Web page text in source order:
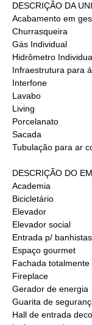
DESCRIÇÃO DA
Acabamento em
Churrasqueira
Gás Individual
Hidrômetro
Infraestrutura para
Interfone
Lavabo
Living
Porcelanato
Sacada
Tubulação para ar
DESCRIÇÃO DO
Academia
Bicicletário
Elevador
Elevador social
Entrada p/
Espaço gourmet
Fachada totalmente
Fireplace
Gerador de energia
Guarita de
Hall de entrada